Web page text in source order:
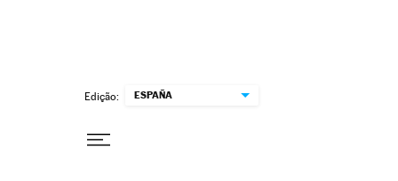
Edição: ESPAÑA